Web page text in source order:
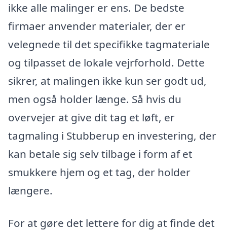
ikke alle malinger er ens. De bedste
firmaer anvender materialer, der er
velegnede til det specifikke tagmateriale
og tilpasset de lokale vejrforhold. Dette
sikrer, at malingen ikke kun ser godt ud,
men også holder længe. Så hvis du
overvejer at give dit tag et løft, er
tagmaling i Stubberup en investering, der
kan betale sig selv tilbage i form af et
smukkere hjem og et tag, der holder
længere.
For at gøre det lettere for dig at finde det